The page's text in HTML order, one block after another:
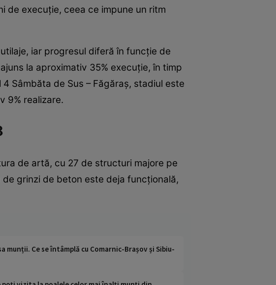
de execuție, ceea ce impune un ritm
iar progresul diferă în funcție de
la aproximativ 35% execuție, în timp
Sâmbăta de Sus – Făgăraș, stadiul este
9% realizare.
de artă, cu 27 de structuri majore pe
grinzi de beton este deja funcțională,
Ce se întâmplă cu Comarnic-Brașov și Sibiu-